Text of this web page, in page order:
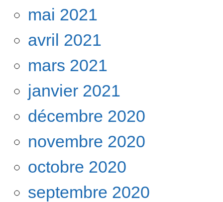
mai 2021
avril 2021
mars 2021
janvier 2021
décembre 2020
novembre 2020
octobre 2020
septembre 2020